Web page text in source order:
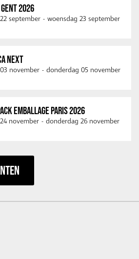
2026
september - woensdag 23 september
NEXT
november - donderdag 05 november
EMBALLAGE PARIS 2026
november - donderdag 26 november